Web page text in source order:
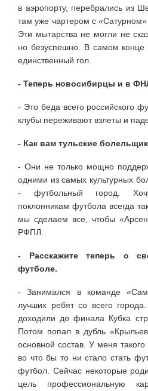
в аэропорту, перебрались из
там уже чартером с
Эти мытарства не могли не
но безуспешно. В самом конце
единственный гол.
- Теперь новосибирцы и в
- Это беда всего российского
клубы переживают взлеты и
- Как вам тульские
- Они не только мощно
одними из самых культурных
- футбольный город.
поклонникам футбола всегда
мы сделаем все, чтобы
РФПЛ.
- Расскажите теперь о
футболе.
- Занимался в команде
лучших ребят со всего
доходили до финала Кубка
Потом попал в дубль
основной состав. У меня
во что бы то ни стало стать
футбол. Сейчас некоторые
цель профессиональную